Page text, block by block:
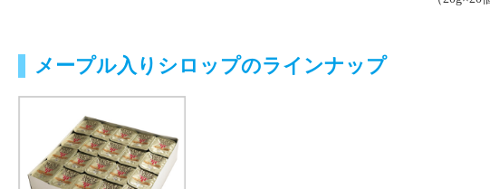
メープル入りシロップのラインナップ